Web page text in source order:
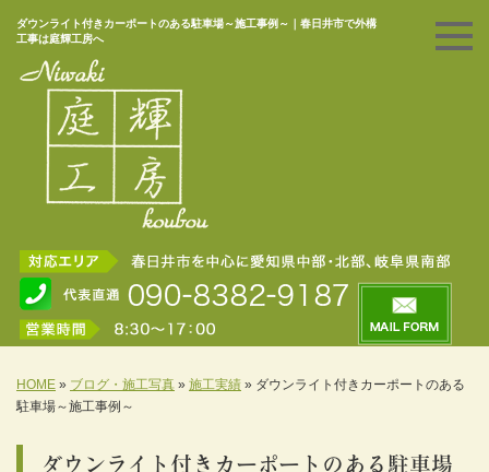
ダウンライト付きカーポートのある駐車場～施工事例～｜春日井市で外構
工事は庭輝工房へ
HOME » ブログ・施工写真 » 施工実績 » ダウンライト付きカーポートのある
駐車場～施工事例～
ダウンライト付きカーポートのある駐車場